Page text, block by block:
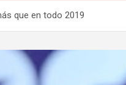
que en todo 2019